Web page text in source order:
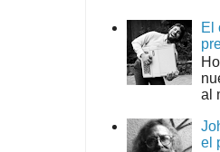
El
al
el